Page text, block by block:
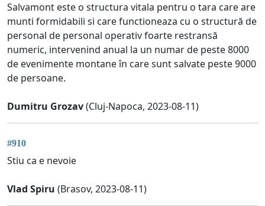
Salvamont este o structura vitala pentru o tara care are
munti formidabili si care functioneaza cu o structură de
personal de personal operativ foarte restransă
numeric, intervenind anual la un numar de peste 8000
de evenimente montane în care sunt salvate peste 9000
de persoane.
Dumitru Grozav(Cluj-Napoca, 2023-08-11)
#910
Stiu ca e nevoie
Vlad Spiru (Brasov, 2023-08-11)